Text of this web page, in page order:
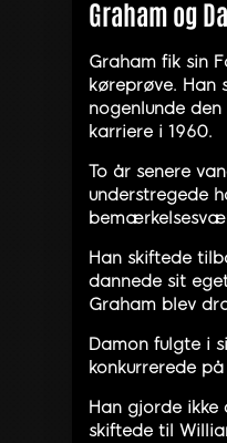
Graham og
Graham fik sin
køreprøve. Han
nogenlunde
karriere i 1960.
To år senere
understregede
Han skiftede
dannede sit
Graham blev
Damon fulgte i
konkurrerede
Han gjorde
skiftede til